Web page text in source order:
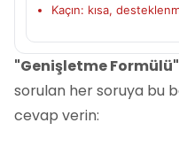
Kaçın: kısa,
"Genişletme
sorulan her soruya bu
cevap verin: